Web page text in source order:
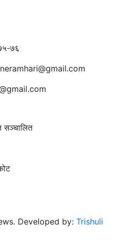
७६
सञ्चालित
Developed by: Trishuli